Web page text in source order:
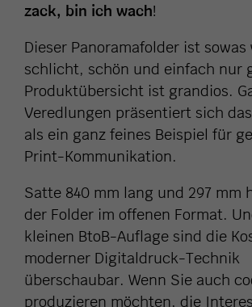
zack, bin ich wach!
Dieser Panoramafolder ist sowas
schlicht, schön und einfach nur
Produktübersicht ist grandios.
Veredlungen präsentiert sich
als ein ganz feines Beispiel für
Print-Kommunikation.
Satte 840 mm lang und 297 mm
der Folder im offenen Format.
kleinen BtoB-Auflage sind die
moderner Digitaldruck-Technik
überschaubar. Wenn Sie auch
produzieren möchten, die